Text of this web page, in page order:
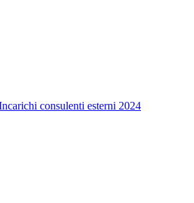
consulenti esterni 2024